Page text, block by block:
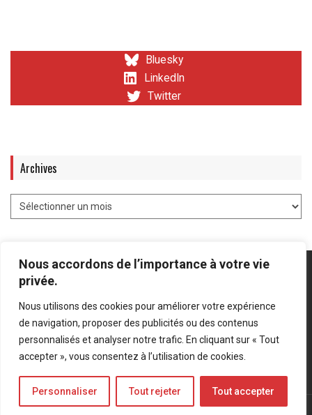
Nous accordons de l’importance à votre vie
privée.
Nous utilisons des cookies pour améliorer votre expérience
de navigation, proposer des publicités ou des contenus
personnalisés et analyser notre trafic. En cliquant sur « Tout
accepter », vous consentez à l’utilisation de cookies.
Personnaliser Tout rejeter Tout accepter
Bluesky
LinkedIn
Twitter
Archives
Mentions légales Politique de confidentialité
Bluesky
LinkedIn
Twitter
© Forces Operations Blog - 2022